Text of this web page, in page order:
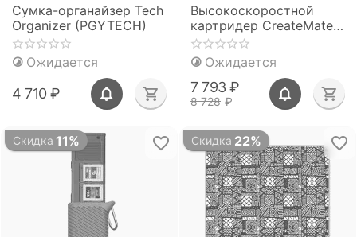
Сумка-органайзер Tech
Organizer (PGYTECH)
Ожидается
4 710 ₽
Высокоскоростной
картридер CreateMate
CFexpress CFE-A/SD
(PGYTECH P-GM-164 /
P-GM-168)
Ожидается
8 728 ₽
7 793 ₽
Скидка 11% Скидка 22%